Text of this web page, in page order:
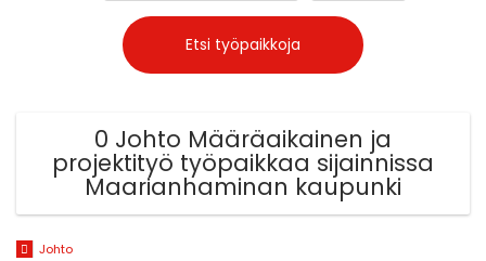
0 Johto Määräaikainen ja
projektityö työpaikkaa sijainnissa
Maarianhaminan kaupunki
Johto